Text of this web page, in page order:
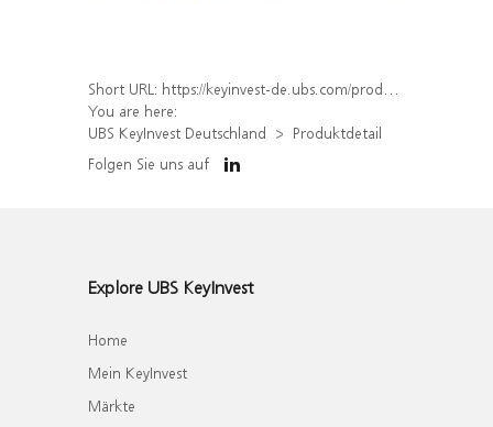
Short URL: https://keyinvest-de.ubs.com/produkt/detail/index/isin/DE000WA62J73
You are here:
UBS KeyInvest Deutschland
Produktdetail
Folgen Sie uns auf
Explore UBS KeyInvest
Home
Mein KeyInvest
Märkte